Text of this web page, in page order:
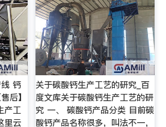
线 钙
后】
产工
里云
关于碳酸钙生产工艺的研究_百
度文库关于碳酸钙生产工艺的研
究 一、 碳酸钙产品分类 目前碳
酸钙产品名称很多，叫法不一，